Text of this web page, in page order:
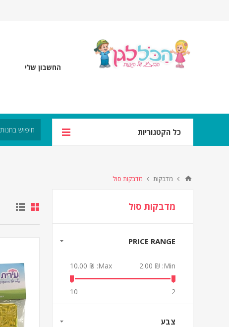
החשבון שלי
כל הקטגוריות
מדבקות מדבקות סול
מדבקות סול
PRICE RANGE
Min:
₪ 2.00
Max:
₪ 10.00
2
10
צבע